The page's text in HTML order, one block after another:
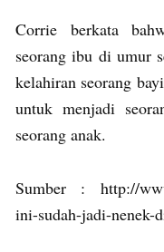
Corrie berkata
seorang ibu di umur
kelahiran seorang
untuk menjadi
seorang anak.
Sumber : http://
ini-sudah-jadi-nenek-